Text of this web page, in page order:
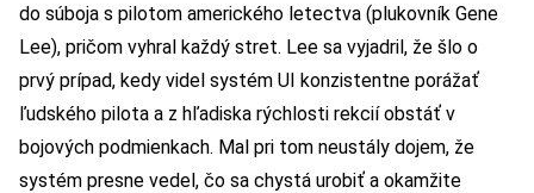
do súboja s pilotom amerického letectva (plukovník Gene
Lee), pričom vyhral každý stret. Lee sa vyjadril, že šlo o
prvý prípad, kedy videl systém UI konzistentne porážať
ľudského pilota a z hľadiska rýchlosti rekcií obstáť v
bojových podmienkach. Mal pri tom neustály dojem, že
systém presne vedel, čo sa chystá urobiť a okamžite